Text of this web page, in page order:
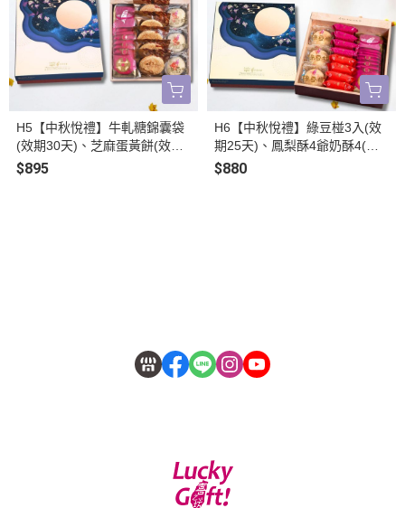
H5【中秋悅禮】牛軋糖錦囊袋
(效期30天)、芝麻蛋黃餅(效期1
5天)、綠豆椪3入(效期25天)_
$895
H6【中秋悅禮】綠豆椪3入(效
期25天)、鳳梨酥4爺奶酥4(效
期30天)、牛軋糖錦囊袋(效期3
$880